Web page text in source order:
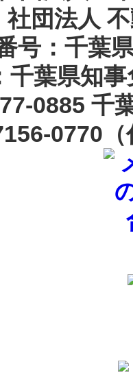
社団法人
号：千葉
千葉県知
0885 千
0770